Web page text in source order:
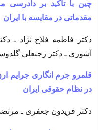
چین با تأکید بر دادرسی
مقدماتی در مقايسه با ايران
دکتر فاطمه فلاح نژاد ـ
آشوری ـ دکتر رجبعلی
قلمرو جرم انگاری جرایم
در نظام حقوقی ایران
دکتر فریدون جعفری ـ